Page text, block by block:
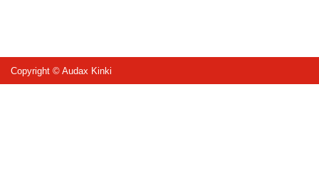
Copyright © Audax Kinki